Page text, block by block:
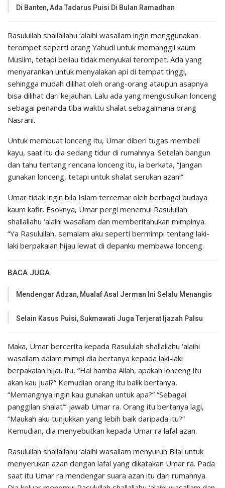
Di Banten, Ada Tadarus Puisi Di Bulan Ramadhan
Rasulullah shallallahu ‘alaihi wasallam ingin menggunakan
terompet seperti orang Yahudi untuk memanggil kaum
Muslim, tetapi beliau tidak menyukai terompet. Ada yang
menyarankan untuk menyalakan api di tempat tinggi,
sehingga mudah dilihat oleh orang-orang ataupun asapnya
bisa dilihat dari kejauhan. Lalu ada yang mengusulkan lonceng
sebagai penanda tiba waktu shalat sebagaimana orang
Nasrani.
Untuk membuat lonceng itu, Umar diberi tugas membeli
kayu, saat itu dia sedang tidur di rumahnya. Setelah bangun
dan tahu tentang rencana lonceng itu, ia berkata, “Jangan
gunakan lonceng, tetapi untuk shalat serukan azan!”
Umar tidak ingin bila Islam tercemar oleh berbagai budaya
kaum kafir. Esoknya, Umar pergi menemui Rasulullah
shallallahu ‘alaihi wasallam dan memberitahukan mimpinya.
“Ya Rasulullah, semalam aku seperti bermimpi tentang laki-
laki berpakaian hijau lewat di depanku membawa lonceng.
BACA JUGA
Mendengar Adzan, Mualaf Asal Jerman Ini Selalu Menangis
Selain Kasus Puisi, Sukmawati Juga Terjerat Ijazah Palsu
Maka, Umar bercerita kepada Rasululah shallallahu ‘alaihi
wasallam dalam mimpi dia bertanya kepada laki-laki
berpakaian hijau itu, “Hai hamba Allah, apakah lonceng itu
akan kau jual?” Kemudian orang itu balik bertanya,
“Memangnya ingin kau gunakan untuk apa?” “Sebagai
panggilan shalat”’ jawab Umar ra. Orang itu bertanya lagi,
“Maukah aku tunjukkan yang lebih baik daripada itu?”
Kemudian, dia menyebutkan kepada Umar ra lafal azan.
Rasulullah shallallahu ‘alaihi wasallam menyuruh Bilal untuk
menyerukan azan dengan lafal yang dikatakan Umar ra. Pada
saat itu Umar ra mendengar suara azan itu dari rumahnya.